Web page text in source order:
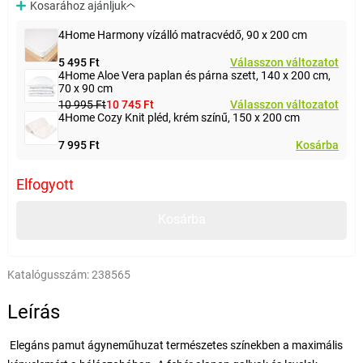
Kosarához ajánljuk
4Home Harmony vízálló matracvédő, 90 x 200 cm
5 495 Ft
Válasszon változatot
4Home Aloe Vera paplan és párna szett, 140 x 200 cm,
70 x 90 cm
10 995 Ft10 745 Ft
Válasszon változatot
4Home Cozy Knit pléd, krém színű, 150 x 200 cm
7 995 Ft Kosárba
Elfogyott
Katalógusszám:238565
Leírás
Elegáns pamut ágyneműhuzat természetes színekben a maximális